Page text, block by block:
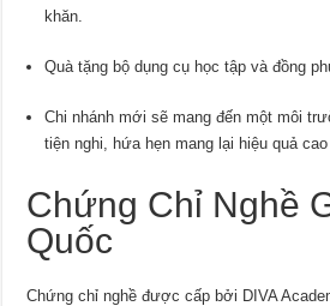
khăn.
Quà tặng bộ dụng cụ học tập và đồng
Chi nhánh mới sẽ mang đến một môi
tiện nghi, hứa hẹn mang lại hiệu quả cao
Chứng Chỉ Nghề
Quốc
Chứng chỉ nghề được cấp bởi DIVA